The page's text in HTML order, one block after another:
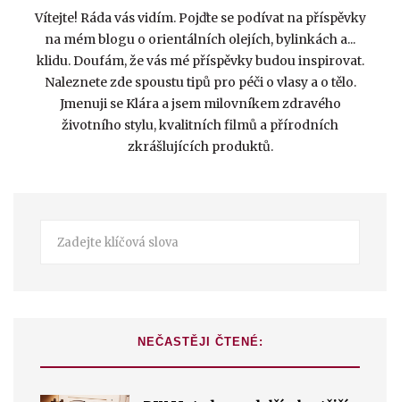
Vítejte! Ráda vás vidím. Pojďte se podívat na příspěvky
na mém blogu o orientálních olejích, bylinkách a...
klidu. Doufám, že vás mé příspěvky budou inspirovat.
Naleznete zde spoustu tipů pro péči o vlasy a o tělo.
Jmenuji se Klára a jsem milovníkem zdravého
životního stylu, kvalitních filmů a přírodních
zkrášlujících produktů.
NEČASTĚJI ČTENÉ: